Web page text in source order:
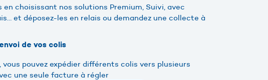
en choisissant nos solutions Premium, Suivi, avec
et déposez-les en relais ou demandez une collecte à
de vos colis
vous pouvez expédier différents colis vers plusieurs
une seule facture à régler